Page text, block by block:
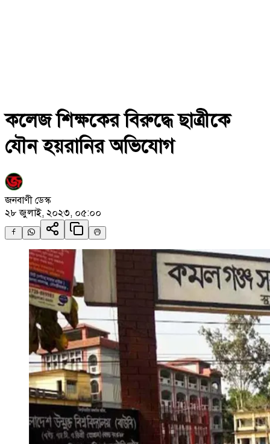
কলেজ শিক্ষকের বিরুদ্ধে ছাত্রীকে
যৌন হয়রানির অভিযোগ
জনবাণী ডেস্ক
২৮ জুলাই, ২০২৩, ০৫:০০